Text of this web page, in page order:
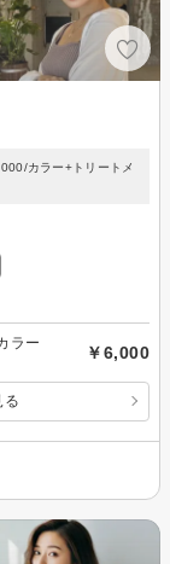
カラー+トリートメ
ラー
￥6,000
る